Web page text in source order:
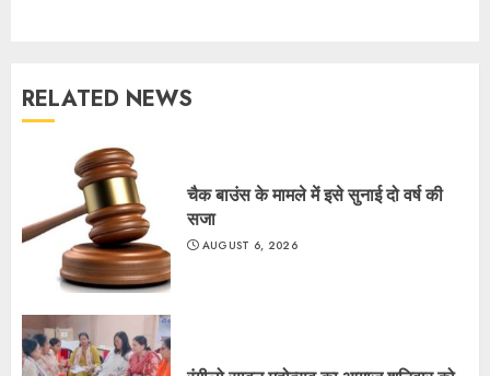
RELATED NEWS
चैक बाउंस के मामले में इसे सुनाई दो वर्ष की
सजा
AUGUST 6, 2026